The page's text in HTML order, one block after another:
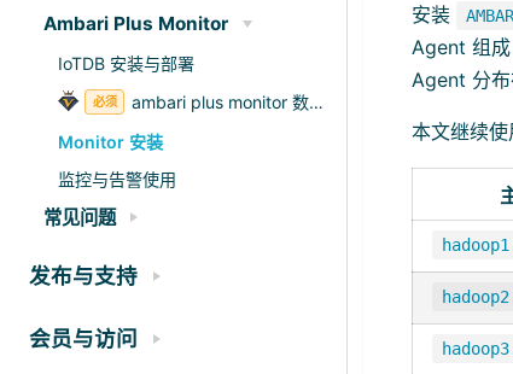
Ambari Plus Monitor
IoTDB 安装与部署
必须
ambari plus monitor 数据库初始化文件
Monitor 安装
监控与告警使用
常见问题
发布与支持
会员与访问
安装
Agent 组成
Agent 分布
本文继续使